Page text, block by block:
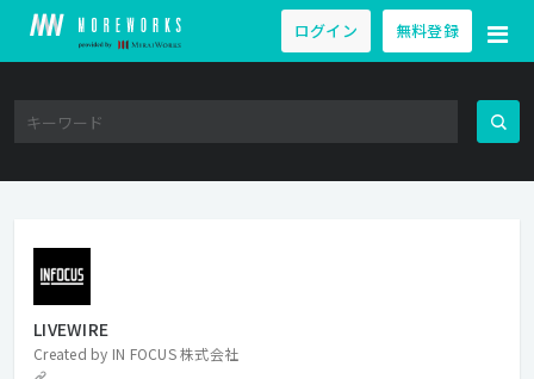
ログイン 無料登録
LIVEWIRE
Created by IN FOCUS 株式会社